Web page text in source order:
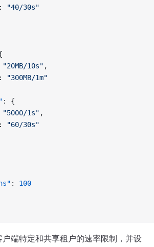
:
"40/30s"
"20MB/10s" ,
:
"300MB/1m"
: {
"5000/1s" ,
:
"60/30s"
: 100
端特定和共享租户的速率限制，并设